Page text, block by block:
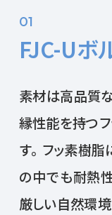
01
FJC-Uボ
素材は高品質
縁性能を持つ
す。フッ素樹
の中でも耐熱
厳しい自然環